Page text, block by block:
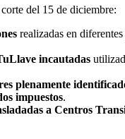
del 15 de diciembre:
realizadas en
incautadas
plenamente
impuestos.
a Centros